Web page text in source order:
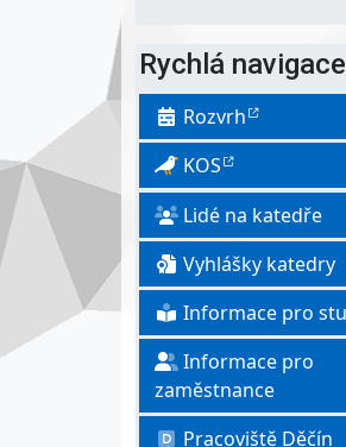
Rychlá navigace
Rozvrh
KOS
Lidé na katedře
Vyhlášky katedry
Informace pro
Informace pro
zaměstnance
Pracoviště Děčín